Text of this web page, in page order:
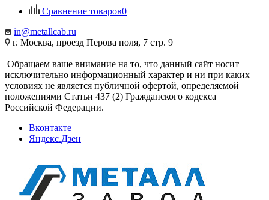
Сравнение товаров0
in@metallcab.ru
г. Москва, проезд Перова поля, 7 стр. 9
Обращаем ваше внимание на то, что данный сайт носит
исключительно информационный характер и ни при каких
условиях не является публичной офертой, определяемой
положениями Статьи 437 (2) Гражданского кодекса
Российской Федерации.
Вконтакте
Яндекс.Дзен